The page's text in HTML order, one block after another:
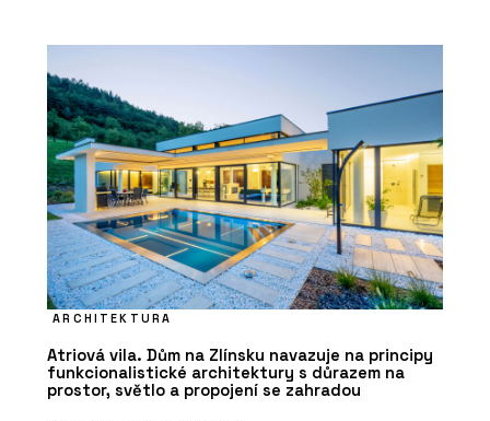
ARCHITEKTURA
Atriová vila. Dům na Zlínsku navazuje na principy
funkcionalistické architektury s důrazem na
prostor, světlo a propojení se zahradou